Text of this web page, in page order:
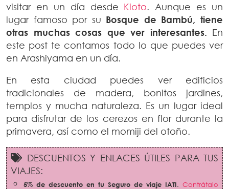
visitar en un día desde Kioto. Aunque es un
lugar famoso por su Bosque de Bambú, tiene
otras muchas cosas que ver interesantes. En
este post te contamos todo lo que puedes ver
en Arashiyama en un día.
En esta ciudad puedes ver edificios
tradicionales de madera, bonitos jardines,
templos y mucha naturaleza. Es un lugar ideal
para disfrutar de los cerezos en flor durante la
primavera, así como el momiji del otoño.
DESCUENTOS Y ENLACES ÚTILES PARA TUS
VIAJES:
5% de descuento en tu Seguro de viaje IATI. Contrátalo